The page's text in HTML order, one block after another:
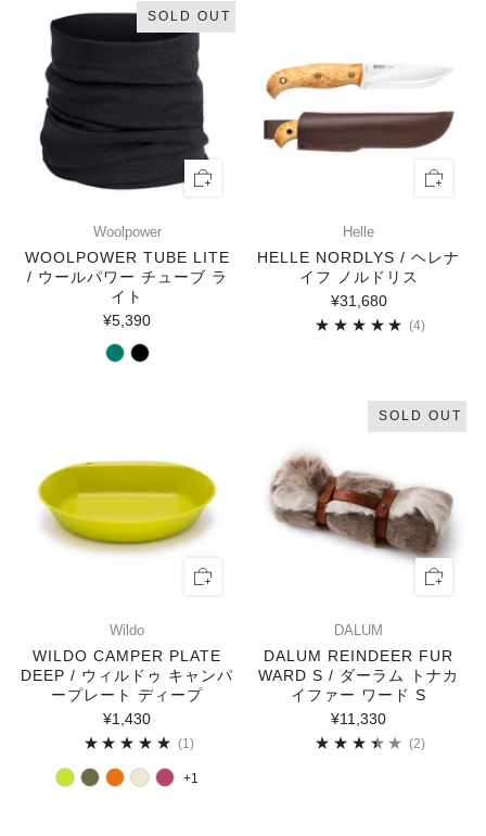
SOLD OUT
Woolpower
WOOLPOWER TUBE LITE
/ ウールパワー チューブ ラ
イト
¥5,390
Helle
HELLE NORDLYS / ヘレナ
イフ ノルドリス
¥31,680
(4)4
Wildo
WILDO CAMPER PLATE
DEEP / ウィルドゥ キャンパ
ープレート ディープ
¥1,430
(1)1
+1
SOLD OUT
DALUM
DALUM REINDEER FUR
WARD S / ダーラム トナカ
イファー ワード S
¥11,330
(2)2